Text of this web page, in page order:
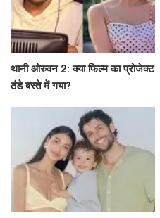
थानी ओरुवन 2: क्या फिल्म का प्रोजेक्ट
ठंडे बस्ते में गया?